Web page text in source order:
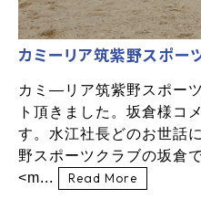
カミーリア筑紫野スポー
カミ―リア筑紫野スポー
ト頂きました。坂倉様コ
す。水江社長どのお世話
野スポーツクラブの坂倉
<m...
Read More